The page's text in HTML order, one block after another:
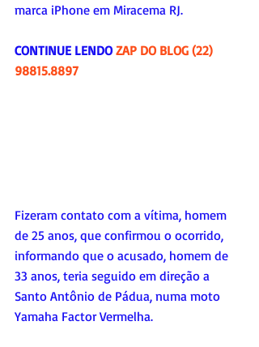
marca iPhone em Miracema RJ.
CONTINUE LENDO ZAP DO BLOG (22)
98815.8897
Fizeram contato com a vítima, homem
de 25 anos, que confirmou o ocorrido,
informando que o acusado, homem de
33 anos, teria seguido em direção a
Santo Antônio de Pádua, numa moto
Yamaha Factor Vermelha.